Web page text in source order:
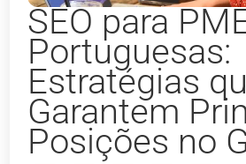
SEO para
Portuguesas:
Estratégias
Garantem
Posições no